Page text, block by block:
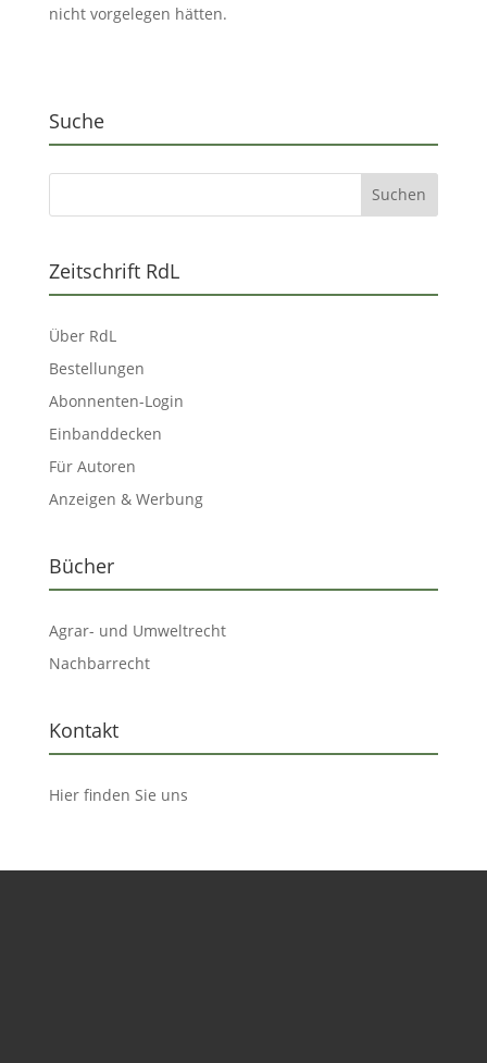
nicht vorgelegen hätten.
Suche
Zeitschrift RdL
Über RdL
Bestellungen
Abonnenten-Login
Einbanddecken
Für Autoren
Anzeigen & Werbung
Bücher
Agrar- und Umweltrecht
Nachbarrecht
Kontakt
Hier finden Sie uns